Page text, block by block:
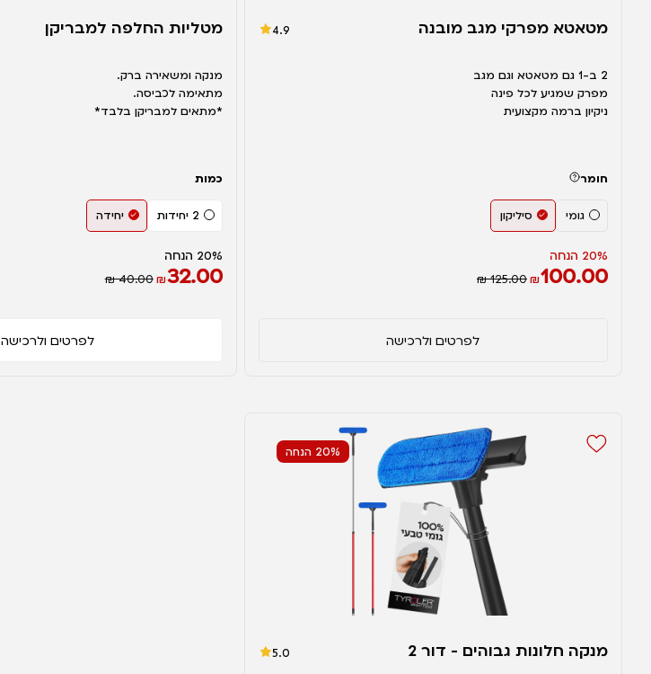
מטאטא מפרקי מגב מובנה 4.9
2 ב-1 גם מטאטא וגם מגב
מפרק שמגיע לכל פינה
ניקיון ברמה מקצועית
חומר
גומי סיליקון
20% הנחה
₪100.00
₪ 125.00
לפרטים ולרכישה
מטליות החלפה למבריקן
מנקה ומשאירה ברק.
מתאימה לכביסה.
*מתאים למבריקן בלבד*
כמות
2 יחידות יחידה
20% הנחה
₪32.00
₪ 40.00
לפרטים ולרכישה
20% הנחה
מנקה חלונות גבוהים - דור 2 5.0